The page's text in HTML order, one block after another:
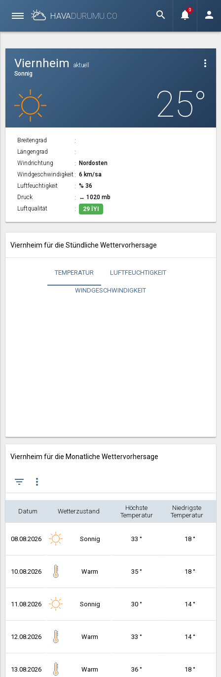
HAVADURUMU.CO search notifications
0 person
more_vert
Viernheim
aktuell
Sonnig
25°
Breitengrad
Längengrad
Windrichtung
Nordosten
Windgeschwindigkeit
6 km/sa
Luftfeuchtigkeit
% 36
Druck
↔ 1020 mb
Luftqualität
29 İYI
Viernheim für die Stündliche Wettervorhersage
TEMPERATUR LUFTFEUCHTIGKEIT
WINDGESCHWINDIGKEIT
Viernheim für die Monatliche Wettervorhersage
filter_list more_vert
Datum Wetterzustand
Höchste
Temperatur
Niedrigste
Temperatur
08.08.2026 Sonnig 33 ° 18 °
10.08.2026 Warm 35 ° 18 °
11.08.2026 Sonnig 30 ° 14 °
12.08.2026 Warm 33 ° 14 °
13.08.2026 Warm 36 ° 18 °